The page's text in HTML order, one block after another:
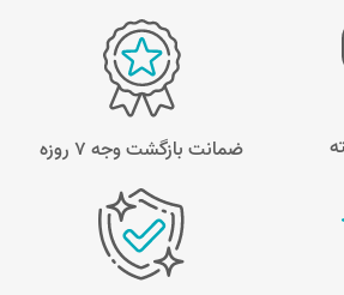
ضمانت بازگشت وجه ۷ روزه